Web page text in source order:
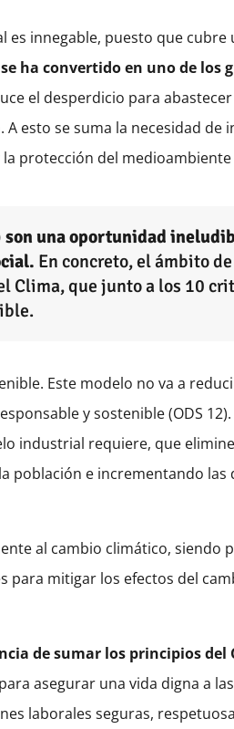
innegable, puesto que cubre
ha convertido en uno de los
el desperdicio para
esto se suma la necesidad
protección del
una oportunidad
En concreto, el ámbito
Clima, que junto a los 10
Este modelo no va a
y sostenible (ODS
industrial requiere, que
población e incrementando las
al cambio climático, siendo
para mitigar los efectos del
de sumar los principios del
asegurar una vida digna a
laborales seguras,